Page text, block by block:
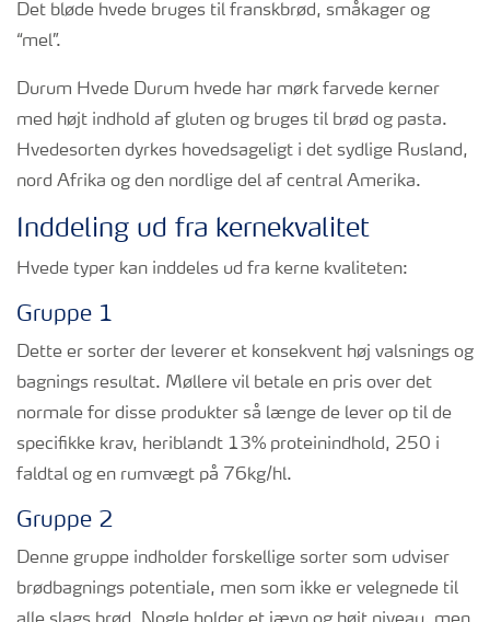
Det bløde hvede bruges til franskbrød, småkager og
“mel”.
Durum Hvede Durum hvede har mørk farvede kerner
med højt indhold af gluten og bruges til brød og pasta.
Hvedesorten dyrkes hovedsageligt i det sydlige Rusland,
nord Afrika og den nordlige del af central Amerika.
Inddeling ud fra kernekvalitet
Hvede typer kan inddeles ud fra kerne kvaliteten:
Gruppe 1
Dette er sorter der leverer et konsekvent høj valsnings og
bagnings resultat. Møllere vil betale en pris over det
normale for disse produkter så længe de lever op til de
specifikke krav, heriblandt 13% proteinindhold, 250 i
faldtal og en rumvægt på 76kg/hl.
Gruppe 2
Denne gruppe indholder forskellige sorter som udviser
brødbagnings potentiale, men som ikke er velegnede til